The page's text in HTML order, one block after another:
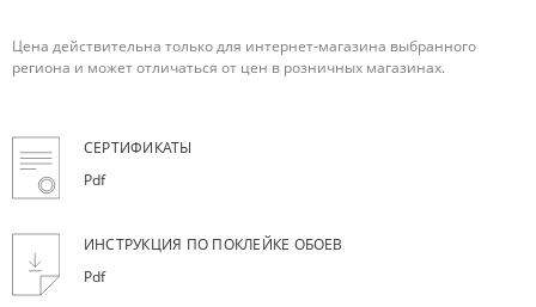
Цена действительна только для интернет-магазина выбранного
региона и может отличаться от цен в розничных магазинах.
СЕРТИФИКАТЫ
Pdf
ИНСТРУКЦИЯ ПО ПОКЛЕЙКЕ ОБОЕВ
Pdf